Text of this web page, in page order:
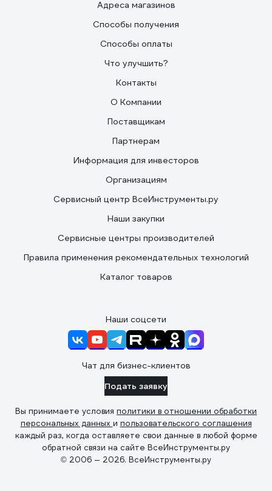
Адреса магазинов
Способы получения
Способы оплаты
Что улучшить?
Контакты
О Компании
Поставщикам
Партнерам
Информация для инвесторов
Организациям
Сервисный центр ВсеИнструменты.ру
Наши закупки
Сервисные центры производителей
Правила применения рекомендательных технологий
Каталог товаров
Наши соцсети
Чат для бизнес-клиентов
Подать заявку
Вы принимаете условия политики в отношении обработки
персональных данных и пользовательского соглашения
каждый раз, когда оставляете свои данные в любой форме
обратной связи на сайте ВсеИнструменты.ру
© 2006 — 2026. ВсеИнструменты.ру